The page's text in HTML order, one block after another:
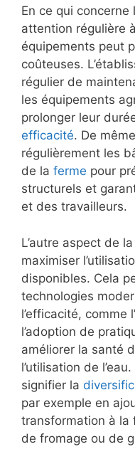
En ce qui
attention régulière
équipements peut
coûteuses.
régulier de
les équipements
prolonger leur
efficacité. De
régulièrement les
de la ferme pour
structurels et
et des travailleurs.
L’autre aspect de
maximiser
disponibles. Cela
technologies
l’efficacité, comme
l’adoption de
améliorer la santé
l’utilisation de
signifier la
par exemple en
transformation à la
de fromage ou de